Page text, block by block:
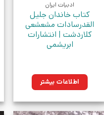
ادبیات ایران
کتاب خاندان جلیل
القدرسادات مشعشعی
کلاردشت | انتشارات
ابریشمی
اطلاعات بیشتر